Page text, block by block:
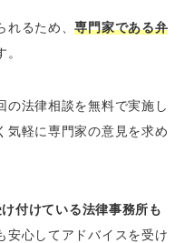
れるため、専門家である弁
。
の法律相談を無料で実施し
気軽に専門家の意見を求め
付けている法律事務所も
安心してアドバイスを受け